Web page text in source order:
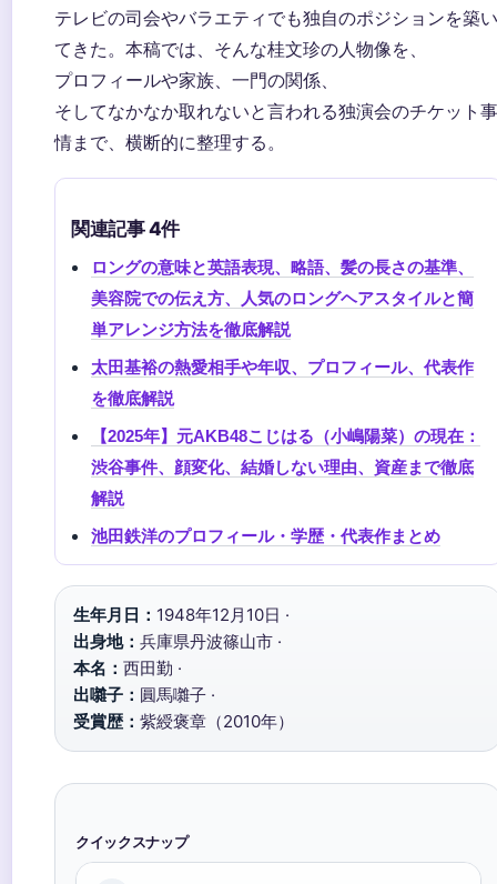
テレビの司会やバラエティでも独自のポジションを築い
てきた。本稿では、そんな桂文珍の人物像を、
プロフィールや家族、一門の関係、
そしてなかなか取れないと言われる独演会のチケット事
情まで、横断的に整理する。
関連記事 4件
ロングの意味と英語表現、略語、髪の長さの基準、
美容院での伝え方、人気のロングヘアスタイルと簡
単アレンジ方法を徹底解説
太田基裕の熱愛相手や年収、プロフィール、代表作
を徹底解説
【2025年】元AKB48こじはる（小嶋陽菜）の現在：
渋谷事件、顔変化、結婚しない理由、資産まで徹底
解説
池田鉄洋のプロフィール・学歴・代表作まとめ
生年月日： 1948年12月10日 ·
出身地： 兵庫県丹波篠山市 ·
本名： 西田勤 ·
出囃子： 圓馬囃子 ·
受賞歴： 紫綬褒章（2010年）
クイックスナップ